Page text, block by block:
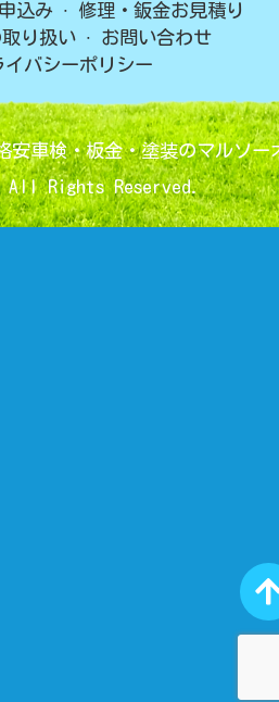
込み
修理・鈑金お見積り
り扱い
お問い合わせ
イバシーポリシー
安車検・板金・塗装のマルソー
Rights Reserved.